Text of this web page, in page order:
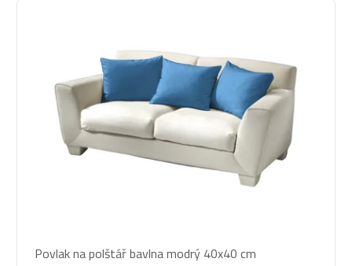
Povlak na polštář bavlna modrý 40x40 cm